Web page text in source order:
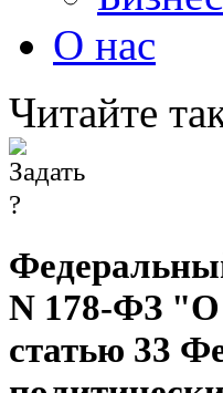
О нас
Читайте
N 178-ФЗ "О
статью 33